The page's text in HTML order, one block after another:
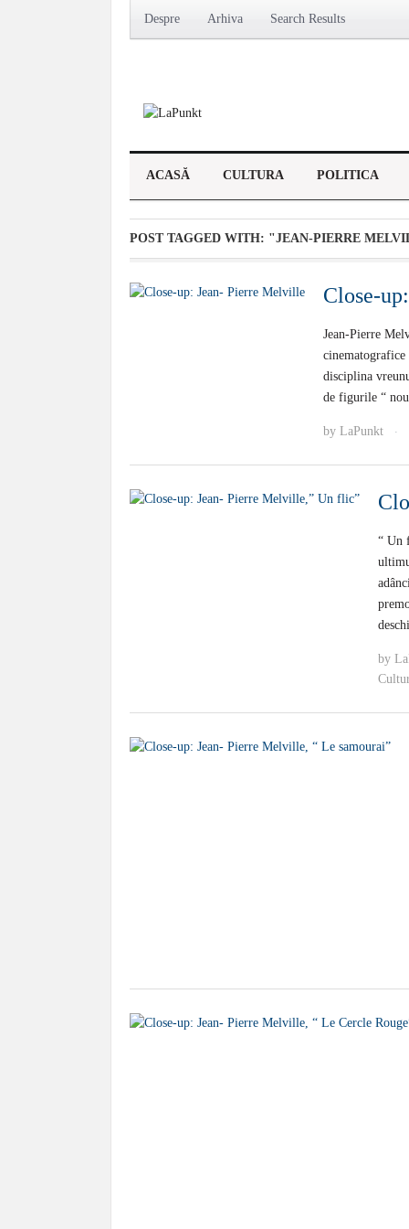
Despre Arhiva Search Results
ACASĂ CULTURA POLITICA
POST TAGGED WITH: "JEAN-PIERRE
Close-
Jean-Pierre
cinematografice
disciplina
de figurile “
by LaPunkt ·
“ Un
by